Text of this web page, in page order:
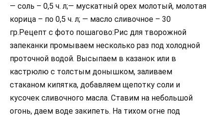
— соль – 0,5 ч. л;— мускатный орех молотый, молотая
корица – по 0,5 ч. л; — масло сливочное – 30
гр.Рецепт с фото пошагово:Рис для творожной
запеканки промываем несколько раз под холодной
проточной водой. Высыпаем в казанок или в
кастрюлю с толстым донышком, заливаем
стаканом кипятка, добавляем щепотку соли и
кусочек сливочного масла. Ставим на небольшой
огонь, даем воде закипеть. На тихом огне под